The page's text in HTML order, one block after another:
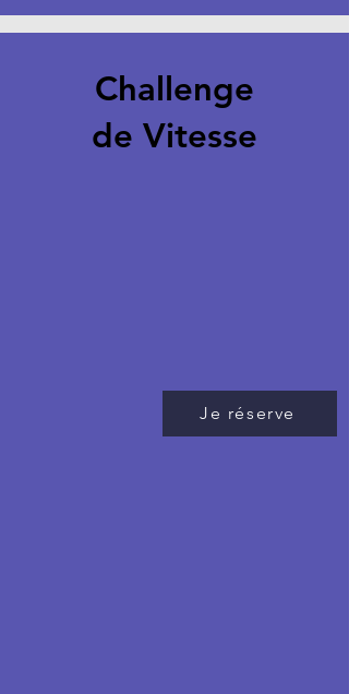
Challenge
de Vitesse
Je réserve